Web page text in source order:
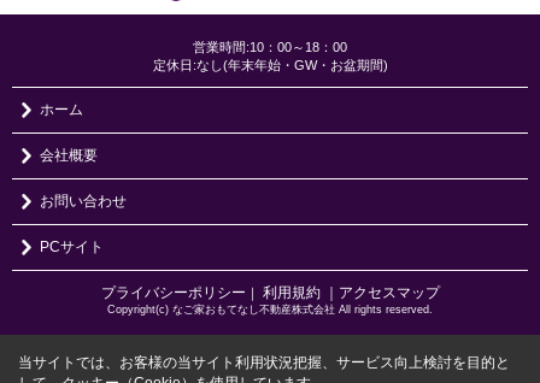
営業時間:10：00～18：00
定休日:なし(年末年始・GW・お盆期間)
ホーム
会社概要
お問い合わせ
PCサイト
プライバシーポリシー ｜ 利用規約 ｜アクセスマップ
Copyright(c) なご家おもてなし不動産株式会社 All rights reserved.
当サイトでは、お客様の当サイト利用状況把握、サービス向上検討を目的と